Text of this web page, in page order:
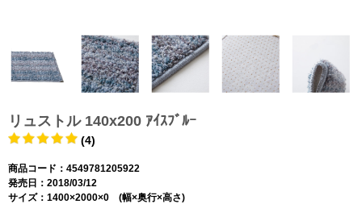
リュストル 140x200 ｱｲｽﾌﾞﾙｰ
(4)
商品コード：4549781205922
発売日：2018/03/12
サイズ：1400×2000×0 (幅×奥行×高さ)